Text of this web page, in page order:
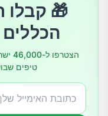
המנגנונים
מה אומרים
גורמים שמשפיעים
טיפים